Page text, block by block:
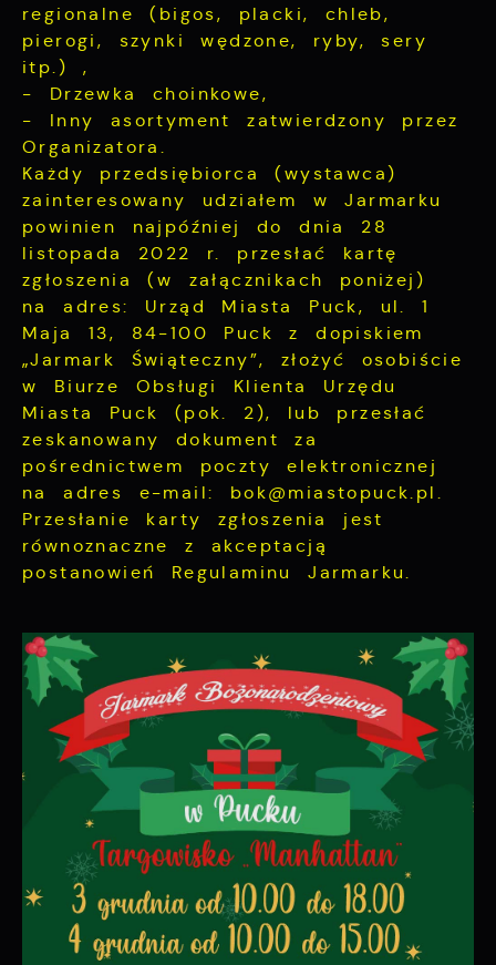
regionalne (bigos, placki, chleb,
pierogi, szynki wędzone, ryby, sery
itp.) ,
- Drzewka choinkowe,
- Inny asortyment zatwierdzony przez
Organizatora.
Każdy przedsiębiorca (wystawca)
zainteresowany udziałem w Jarmarku
powinien najpóźniej do dnia 28
listopada 2022 r. przesłać kartę
zgłoszenia (w załącznikach poniżej)
na adres: Urząd Miasta Puck, ul. 1
Maja 13, 84-100 Puck z dopiskiem
„Jarmark Świąteczny”, złożyć osobiście
w Biurze Obsługi Klienta Urzędu
Miasta Puck (pok. 2), lub przesłać
zeskanowany dokument za
pośrednictwem poczty elektronicznej
na adres e-mail: bok@miastopuck.pl.
Przesłanie karty zgłoszenia jest
równoznaczne z akceptacją
postanowień Regulaminu Jarmarku.